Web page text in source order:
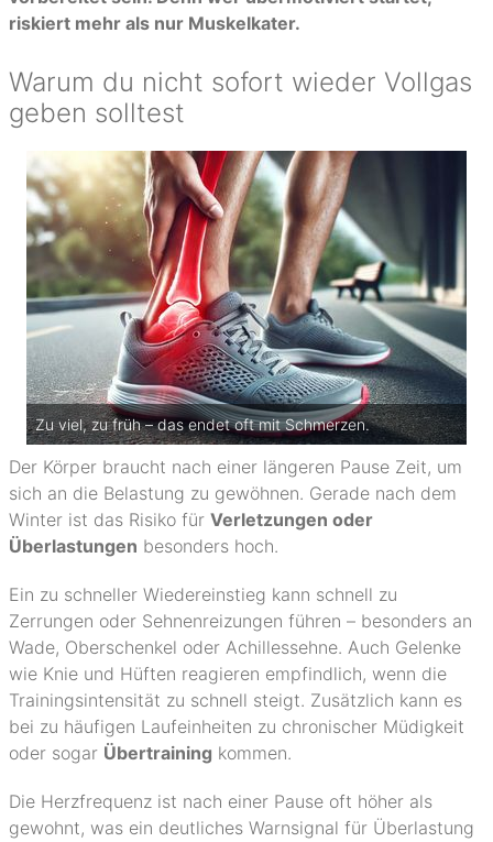
riskiert mehr als nur Muskelkater.
Warum du nicht sofort wieder Vollgas
geben solltest
Zu viel, zu früh – das endet oft mit Schmerzen.
Der Körper braucht nach einer längeren Pause Zeit, um
sich an die Belastung zu gewöhnen. Gerade nach dem
Winter ist das Risiko für Verletzungen oder
Überlastungen besonders hoch.
Ein zu schneller Wiedereinstieg kann schnell zu
Zerrungen oder Sehnenreizungen führen – besonders an
Wade, Oberschenkel oder Achillessehne. Auch Gelenke
wie Knie und Hüften reagieren empfindlich, wenn die
Trainingsintensität zu schnell steigt. Zusätzlich kann es
bei zu häufigen Laufeinheiten zu chronischer Müdigkeit
oder sogar Übertraining kommen.
Die Herzfrequenz ist nach einer Pause oft höher als
gewohnt, was ein deutliches Warnsignal für Überlastung